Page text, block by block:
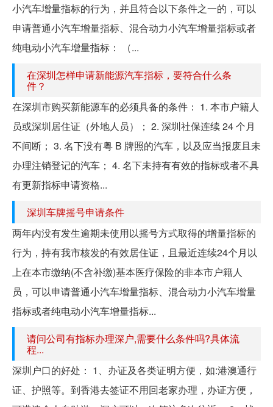
小汽车增量指标的行为，并且符合以下条件之一的，可以
申请普通小汽车增量指标、混合动力小汽车增量指标或者
纯电动小汽车增量指标： （...
在深圳怎样申请新能源汽车指标，要符合什么条
件？
在深圳市购买新能源车的必须具备的条件： 1. 本市户籍人
员或深圳居住证（外地人员）； 2. 深圳社保连续 24 个月
不间断； 3. 名下没有粤 B 牌照的汽车，以及应当报废且未
办理注销登记的汽车； 4. 名下未持有有效的指标或者不具
有更新指标申请资格...
深圳车牌摇号申请条件
两年内没有发生逾期未使用以摇号方式取得的增量指标的
行为，持有我市核发的有效居住证，且最近连续24个月以
上在本市缴纳(不含补缴)基本医疗保险的非本市户籍人
员，可以申请普通小汽车增量指标、混合动力小汽车增量
指标或者纯电动小汽车增量指标...
请问公司有指标办理深户,需要什么条件吗?具体流
程...
深圳户口的好处： 1、办证及各类证明方便，如:港澳通行
证、护照等。到香港去签证不用回老家办理，办证方便，